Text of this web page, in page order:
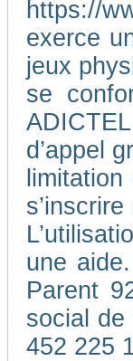
https://
exerce
jeux
se
d’appel
une
Parent
social de
452 225